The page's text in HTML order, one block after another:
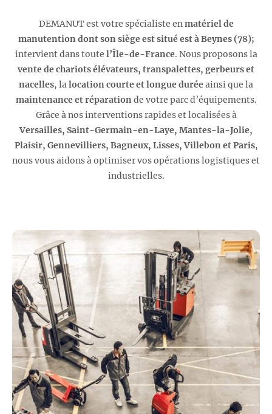
DEMANUT est votre spécialiste enmatériel de
manutention dont son siège est situé est à Beynes (78);
intervient dans toute l’Île-de-France. Nous proposons la
vente de chariots élévateurs, transpalettes, gerbeurs et
nacelles, lalocation courte et longue duréeainsi que la
maintenance et réparationde votre parc d’équipements.
Grâce à nos interventions rapides et localisées à
Versailles, Saint-Germain-en-Laye, Mantes-la-Jolie,
Plaisir, Gennevilliers, Bagneux, Lisses, Villebon et Paris,
nous vous aidons à optimiser vos opérations logistiques et
industrielles.